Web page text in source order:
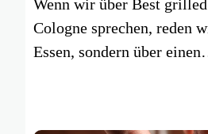
Wenn wir über Best
Cologne sprechen, reden
Essen, sondern über